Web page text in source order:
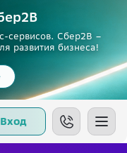
сервисов. Сбер2В –
развития бизнеса!
Вход